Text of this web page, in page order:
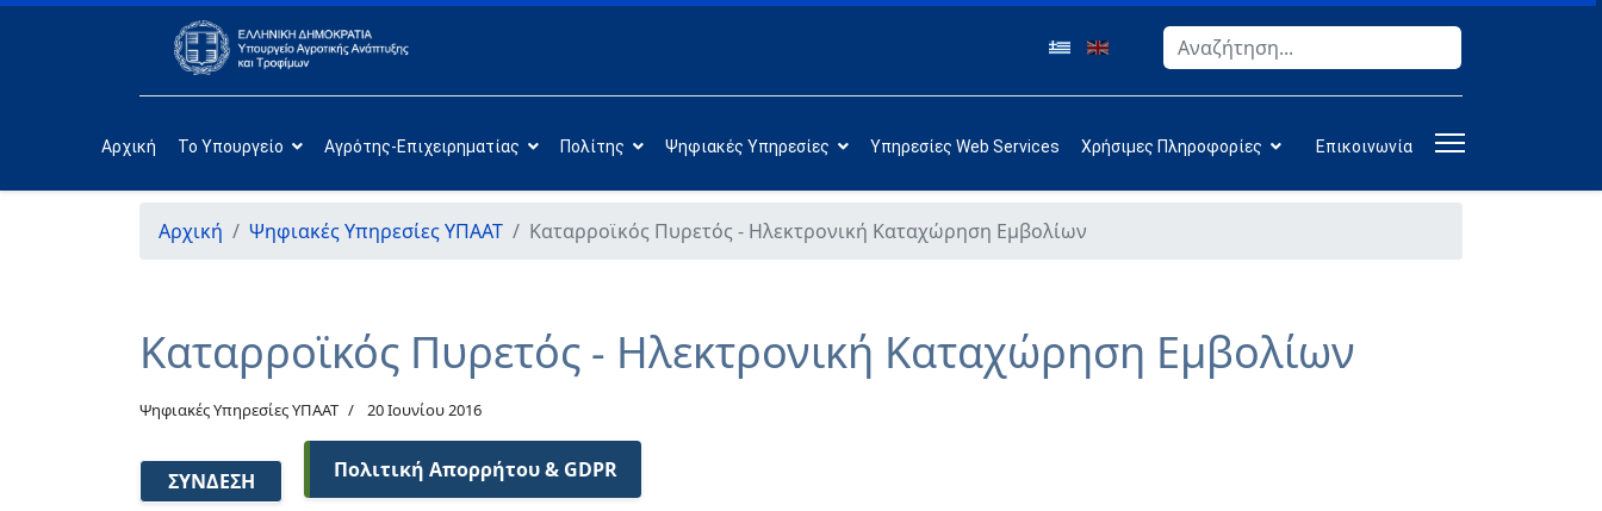
Αναζήτηση
Αρχική Το Υπουργείο Αγρότης-Επιχειρηματίας Πολίτης Ψηφιακές Υπηρεσίες Υπηρεσίες Web Services Χρήσιμες Πληροφορίες Επικοινωνία
Αρχική Ψηφιακές Υπηρεσίες ΥΠΑΑΤ Καταρροϊκός Πυρετός - Ηλεκτρονική Καταχώρηση Εμβολίων
Καταρροϊκός Πυρετός - Ηλεκτρονική Καταχώρηση Εμβολίων
Ψηφιακές Υπηρεσίες ΥΠΑΑΤ 20 Ιουνίου 2016
ΣΎΝΔΕΣΗ Πολιτική Απορρήτου & GDPR